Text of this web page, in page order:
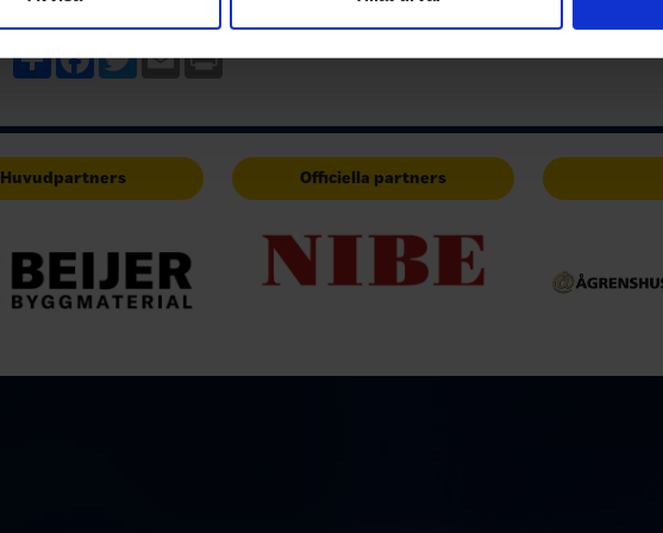
matchen. Förlorade med 6-5 där
Huvudpartners Officiella partners